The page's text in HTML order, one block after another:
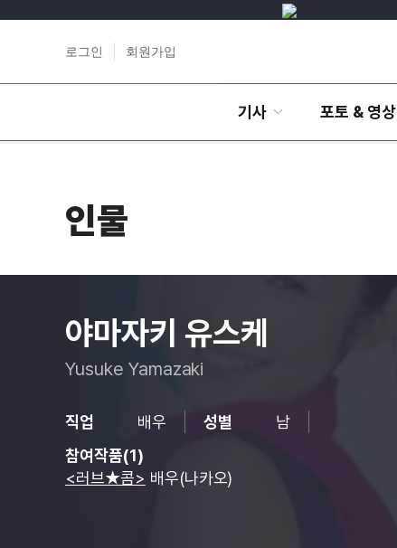
로그인 회원가입
기사 포토 & 영상
인물
야마자키 유스케
Yusuke Yamazaki
직업 배우 성별
남
참여작품(1)
<러브★콤> 배우(나카오)